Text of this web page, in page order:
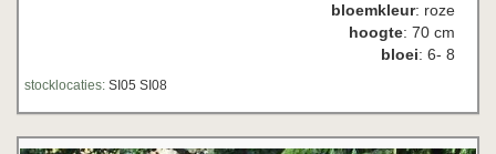
bloemkleur: roze
hoogte: 70 cm
bloei: 6- 8
stocklocaties: SI05 SI08